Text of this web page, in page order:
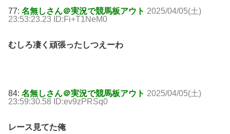
77: 名無しさん＠実況で競馬板アウト 2025/04/05(土)
23:53:23.23 ID:Fi+T1NeM0
むしろ凄く頑張ったしつえーわ
84: 名無しさん＠実況で競馬板アウト 2025/04/05(土)
23:59:30.58 ID:ev9zPRSq0
レース見てた俺